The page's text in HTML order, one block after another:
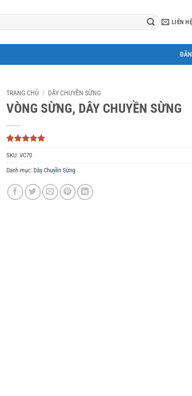
LIÊN HỆ
TRANG CHỦ / DÂY CHUYỀN SỪNG
VÒNG SỪNG, DÂY CHUYỀN SỪNG
5trên 5
dựa trên
3
đánh giá
SKU: VC70
Danh mục: Dây Chuyền Sừng